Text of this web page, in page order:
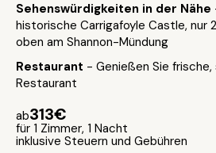
Sehenswürdigkeiten in der Nähe
historische Carrigafoyle Castle, nur
oben am Shannon-Mündung
Restaurant - Genießen Sie frische,
Restaurant
ab313€
für 1 Zimmer, 1 Nacht
inklusive Steuern und Gebühren